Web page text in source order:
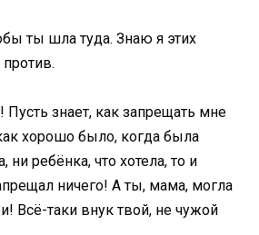
ты шла туда. Знаю я этих
знает, как запрещать мне
хорошо было, когда была
ни ребёнка, что хотела, то и
ничего! А ты, мама, могла
Всё-таки внук твой, не чужой